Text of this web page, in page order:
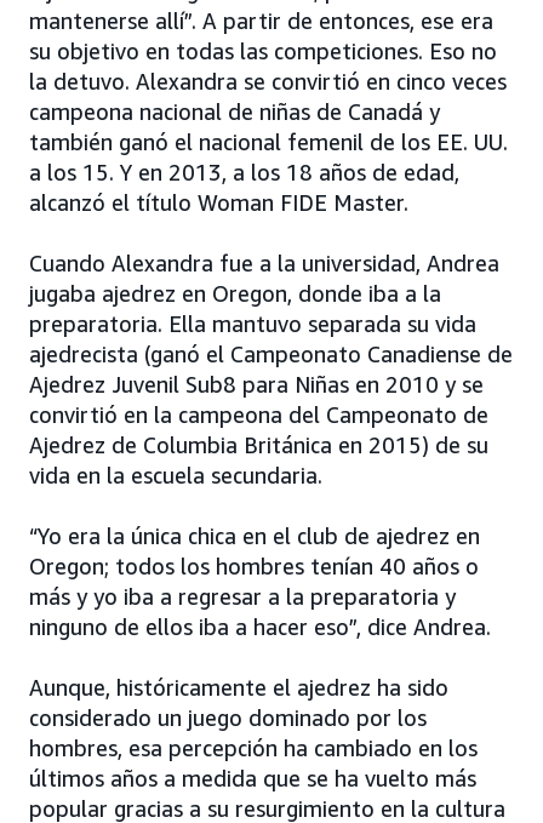
mantenerse allí”. A partir de entonces, ese era
su objetivo en todas las competiciones. Eso no
la detuvo. Alexandra se convirtió en cinco veces
campeona nacional de niñas de Canadá y
también ganó el nacional femenil de los EE. UU.
a los 15. Y en 2013, a los 18 años de edad,
alcanzó el título Woman FIDE Master.
Cuando Alexandra fue a la universidad, Andrea
jugaba ajedrez en Oregon, donde iba a la
preparatoria. Ella mantuvo separada su vida
ajedrecista (ganó el Campeonato Canadiense de
Ajedrez Juvenil Sub8 para Niñas en 2010 y se
convirtió en la campeona del Campeonato de
Ajedrez de Columbia Británica en 2015) de su
vida en la escuela secundaria.
“Yo era la única chica en el club de ajedrez en
Oregon; todos los hombres tenían 40 años o
más y yo iba a regresar a la preparatoria y
ninguno de ellos iba a hacer eso”, dice Andrea.
Aunque, históricamente el ajedrez ha sido
considerado un juego dominado por los
hombres, esa percepción ha cambiado en los
últimos años a medida que se ha vuelto más
popular gracias a su resurgimiento en la cultura